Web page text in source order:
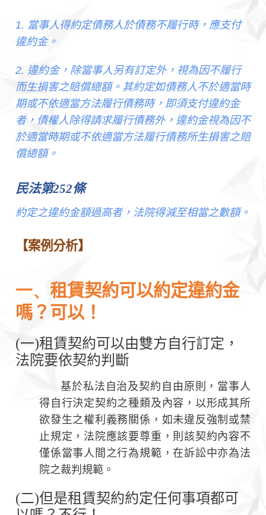
1. 當事人得約定債務人於債務不履行時，應支付
違約金。
2. 違約金，除當事人另有訂定外，視為因不履行
而生損害之賠償總額。其約定如債務人不於適當時
期或不依適當方法履行債務時，即須支付違約金
者，債權人除得請求履行債務外，違約金視為因不
於適當時期或不依適當方法履行債務所生損害之賠
償總額。
民法第252條
約定之違約金額過高者，法院得減至相當之數額。
【案例分析】
一、 租賃契約可以約定違約金
嗎？可以！
(一)租賃契約可以由雙方自行訂定，
法院要依契約判斷
基於私法自治及契約自由原則，當事人
得自行決定契約之種類及內容，以形成其所
欲發生之權利義務關係，如未違反強制或禁
止規定，法院應該要尊重，則該契約內容不
僅係當事人間之行為規範，在訴訟中亦為法
院之裁判規範。
(二)但是租賃契約約定任何事項都可